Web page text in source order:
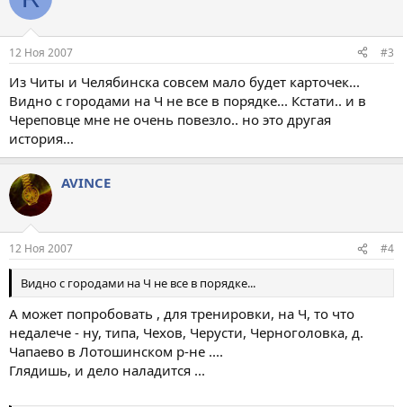
12 Ноя 2007 #3
Из Читы и Челябинска совсем мало будет карточек...
Видно с городами на Ч не все в порядке... Кстати.. и в
Череповце мне не очень повезло.. но это другая
история...
AVINCE
12 Ноя 2007 #4
Видно с городами на Ч не все в порядке...
А может попробовать , для тренировки, на Ч, то что
недалече - ну, типа, Чехов, Черусти, Черноголовка, д.
Чапаево в Лотошинском р-не ....
Глядишь, и дело наладится ...